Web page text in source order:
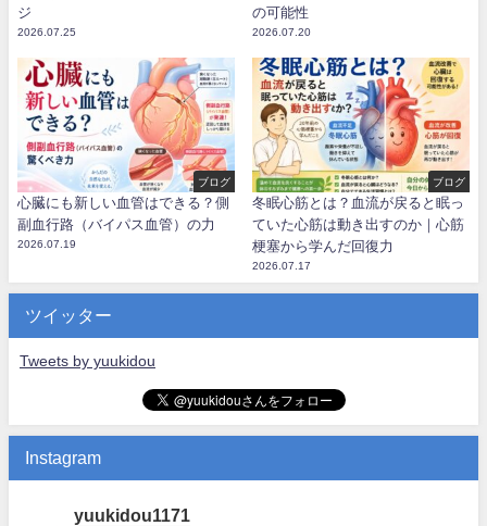
ジ
2026.07.25
の可能性
2026.07.20
ブログ
心臓にも新しい血管はできる？側
副血行路（バイパス血管）の力
2026.07.19
ブログ
冬眠心筋とは？血流が戻ると眠っ
ていた心筋は動き出すのか｜心筋
梗塞から学んだ回復力
2026.07.17
ツイッター
Tweets by yuukidou
Instagram
yuukidou1171